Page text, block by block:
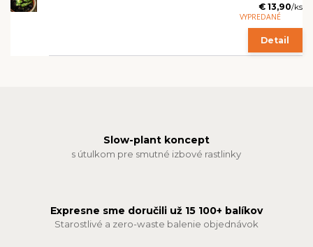
€ 13,90/ks
VYPREDANÉ
Detail
Slow-plant koncept
s útulkom pre smutné izbové rastlinky
Expresne sme doručili už 15 100+ balíkov
Starostlivé a zero-waste balenie objednávok